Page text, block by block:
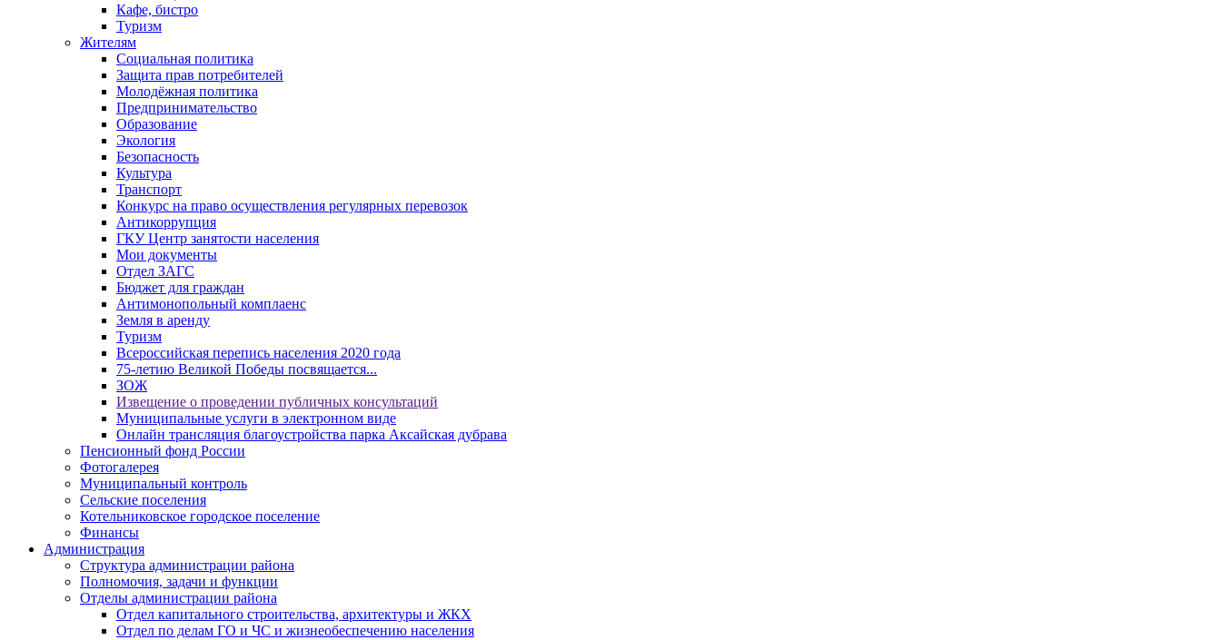
Кафе, бистро
Туризм
Жителям
Социальная политика
Защита прав потребителей
Молодёжная политика
Предпринимательство
Образование
Экология
Безопасность
Культура
Транспорт
Конкурс на право осуществления регулярных перевозок
Антикоррупция
ГКУ Центр занятости населения
Мои документы
Отдел ЗАГС
Бюджет для граждан
Антимонопольный комплаенс
Земля в аренду
Туризм
Всероссийская перепись населения 2020 года
75-летию Великой Победы посвящается...
ЗОЖ
Извещение о проведении публичных консультаций
Муниципальные услуги в электронном виде
Онлайн трансляция благоустройства парка Аксайская дубрава
Пенсионный фонд России
Фотогалерея
Муниципальный контроль
Сельские поселения
Котельниковское городское поселение
Финансы
Администрация
Структура администрации района
Полномочия, задачи и функции
Отделы администрации района
Отдел капитального строительства, архитектуры и ЖКХ
Отдел по делам ГО и ЧС и жизнеобеспечению населения